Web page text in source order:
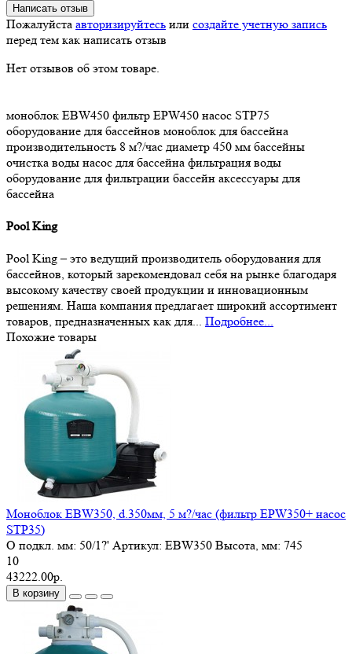
Написать отзыв
Пожалуйста авторизируйтесь или создайте учетную запись
перед тем как написать отзыв
Нет отзывов об этом товаре.
моноблок EBW450 фильтр EPW450 насос STP75
оборудование для бассейнов моноблок для бассейна
производительность 8 м?/час диаметр 450 мм бассейны
очистка воды насос для бассейна фильтрация воды
оборудование для фильтрации бассейн аксессуары для
бассейна
Pool King
Pool King – это ведущий производитель оборудования для
бассейнов, который зарекомендовал себя на рынке благодаря
высокому качеству своей продукции и инновационным
решениям. Наша компания предлагает широкий ассортимент
товаров, предназначенных как для... Подробнее...
Похожие товары
Моноблок EBW350, d.350мм, 5 м?/час (фильтр EPW350+ насос
STP35)
O подкл. мм: 50/1?' Артикул: EBW350 Высота, мм: 745
10
43222.00р.
В корзину